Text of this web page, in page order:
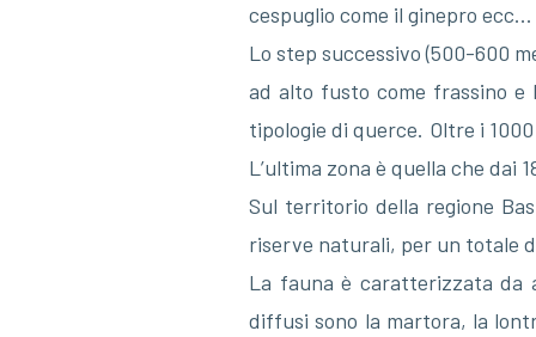
cespuglio come il ginepro ecc...
Lo step successivo (500-600
ad alto fusto come frassino e
tipologie di querce. Oltre i
L’ultima zona è quella che dai
Sul territorio della regione
riserve naturali, per un totale
La fauna è caratterizzata da
diffusi sono la martora, la